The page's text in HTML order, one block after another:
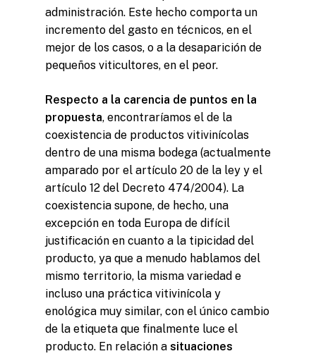
administración. Este hecho comporta un
incremento del gasto en técnicos, en el
mejor de los casos, o a la desaparición de
pequeños viticultores, en el peor.
Respecto a la carencia de puntos en la
propuesta, encontraríamos el de la
coexistencia de productos vitivinícolas
dentro de una misma bodega (actualmente
amparado por el artículo 20 de la ley y el
artículo 12 del Decreto 474/2004). La
coexistencia supone, de hecho, una
excepción en toda Europa de difícil
justificación en cuanto a la tipicidad del
producto, ya que a menudo hablamos del
mismo territorio, la misma variedad e
incluso una práctica vitivinícola y
enológica muy similar, con el único cambio
de la etiqueta que finalmente luce el
producto. En relación a situaciones
Misión y Valores
Cómo trabaja L’Institut
Líneas de trabajo